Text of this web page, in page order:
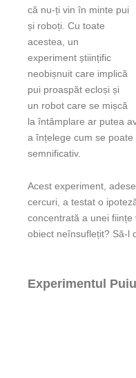
că nu-ți vin în minte pui
și roboți. Cu toate
acestea, un
experiment științific
neobișnuit care implică
pui proaspăt ecloși și
un robot care se mișcă
la întâmplare ar putea
a înțelege cum se
semnificativ.
Acest experiment,
cercuri, a testat o
concentrată a unei
obiect neînsuflețit? Să-l
Experimentul